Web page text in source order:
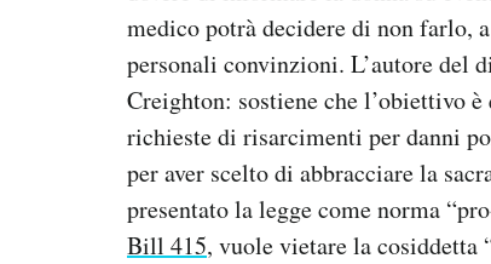
medico potrà decidere di non farlo,
personali convinzioni. L’autore del
Creighton: sostiene che l’obiettivo
richieste di risarcimenti per danni
per aver scelto di abbracciare la
presentato la legge come norma
Bill 415, vuole vietare la cosiddetta